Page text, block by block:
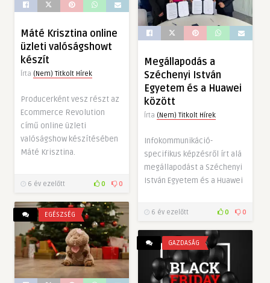
Máté Krisztina online
üzleti valóságshowt
készít
Írta (Nem) Titkolt Hírek
Producerként vesz részt az
Ecommerce Revolution
című online üzleti
valóságshow készítésében
Máté Krisztina.
6 év ezelőtt 0 0
Megállapodás a
Széchenyi István
Egyetem és a Huawei
között
Írta (Nem) Titkolt Hírek
Infokommunikáció-
specifikus képzésről írt alá
megállapodást a Széchenyi
István Egyetem és a Huawei
6 év ezelőtt 0 0
EGÉSZSÉG
GAZDASÁG